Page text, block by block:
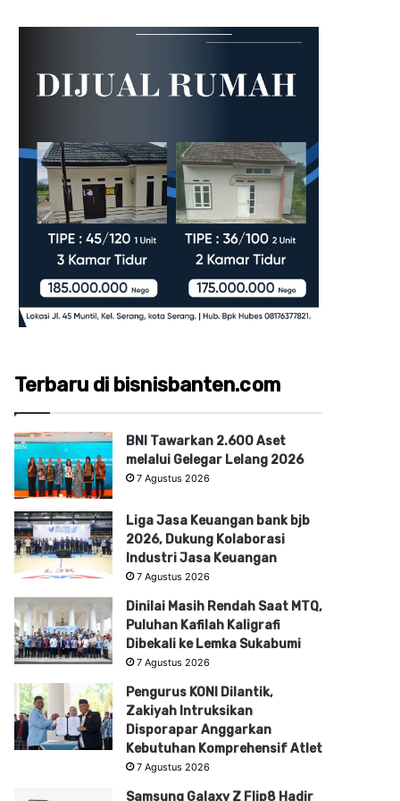
Terbaru di bisnisbanten.com
BNI Tawarkan 2.600 Aset
melalui Gelegar Lelang 2026
7 Agustus 2026
Liga Jasa Keuangan bank bjb
2026, Dukung Kolaborasi
Industri Jasa Keuangan
7 Agustus 2026
Dinilai Masih Rendah Saat MTQ,
Puluhan Kafilah Kaligrafi
Dibekali ke Lemka Sukabumi
7 Agustus 2026
Pengurus KONI Dilantik,
Zakiyah Intruksikan
Disporapar Anggarkan
Kebutuhan Komprehensif Atlet
7 Agustus 2026
Samsung Galaxy Z Flip8 Hadir